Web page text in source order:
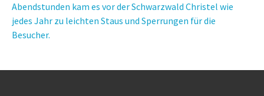
Abendstunden kam es vor der Schwarzwald Christel wie
jedes Jahr zu leichten Staus und Sperrungen für die
Besucher.